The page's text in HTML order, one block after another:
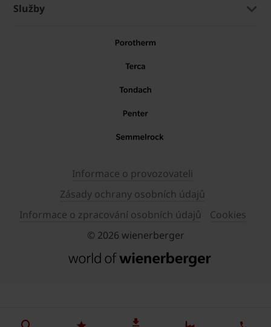
Služby
Informace o provozovateli
Zásady ochrany osobních údajů
Informace o zpracování osobních údajů
Cookies
© 2026 wienerberger